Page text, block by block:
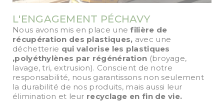
L'ENGAGEMENT PÉCHAVY
Nous avons mis en place unefilière de
récupération des plastiques, avec une
déchetterie qui valorise les plastiques
,polyéthylènes par régénération (broyage,
lavage, tri, extrusion). Conscient de notre
responsabilité, nous garantissons non seulement
la durabilité de nos produits, mais aussi leur
élimination et leur recyclage en fin de vie.